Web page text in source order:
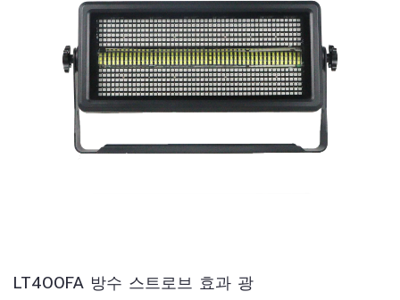
LT400FA 방수 스트로브 효과 광